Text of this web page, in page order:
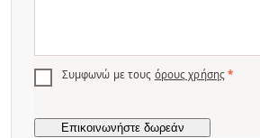
Συμφωνώ με τους όρους χρήσης *